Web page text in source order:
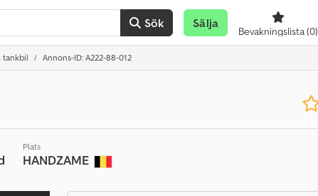
Sök Sälja
Bevakningslista(0)
tankbil Annons-ID: A222-88-012
Plats
HANDZAME